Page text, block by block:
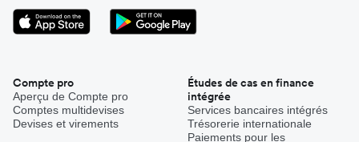
Compte pro
Aperçu de Compte pro
Comptes multidevises
Devises et virements
Études de cas en finance
intégrée
Services bancaires intégrés
Trésorerie internationale
Paiements pour les